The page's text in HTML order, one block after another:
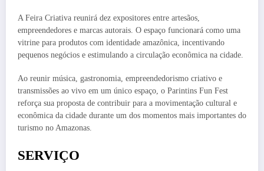
A Feira Criativa reunirá dez expositores entre artesãos,
empreendedores e marcas autorais. O espaço funcionará como uma
vitrine para produtos com identidade amazônica, incentivando
pequenos negócios e estimulando a circulação econômica na cidade.
Ao reunir música, gastronomia, empreendedorismo criativo e
transmissões ao vivo em um único espaço, o Parintins Fun Fest
reforça sua proposta de contribuir para a movimentação cultural e
econômica da cidade durante um dos momentos mais importantes do
turismo no Amazonas.
SERVIÇO